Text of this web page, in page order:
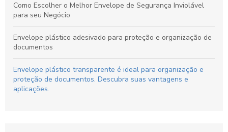
Como Escolher o Melhor Envelope de Segurança Inviolável
para seu Negócio
Envelope plástico adesivado para proteção e organização de
documentos
Envelope plástico transparente é ideal para organização e
proteção de documentos. Descubra suas vantagens e
aplicações.